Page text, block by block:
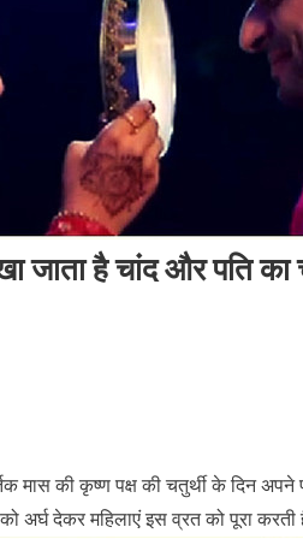
जाता है चांद और पति का
मास की कृष्ण पक्ष की चतुर्थी के दिन
अर्घ देकर महिलाएं इस व्रत को पूरा करती